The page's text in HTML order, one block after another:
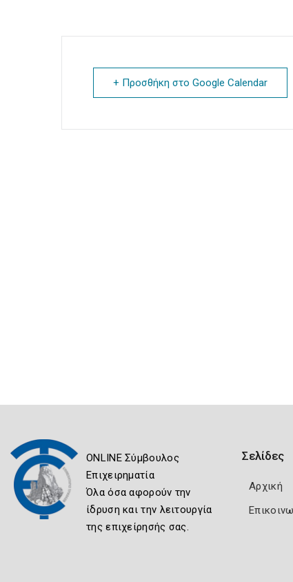
+ Προσθήκη στο Google Calendar
ONLINE Σύμβουλος
Επιχειρηματία
Όλα όσα αφορούν την
ίδρυση και την λειτουργία
της επιχείρησής σας.
Σελίδες
Αρχική